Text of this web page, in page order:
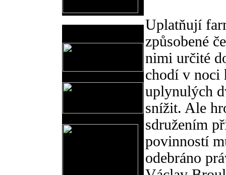
Uplatňují
způsobené
nimi určité
chodí v noci
uplynulých
snížit. Ale
sdružením
povinností
odebráno